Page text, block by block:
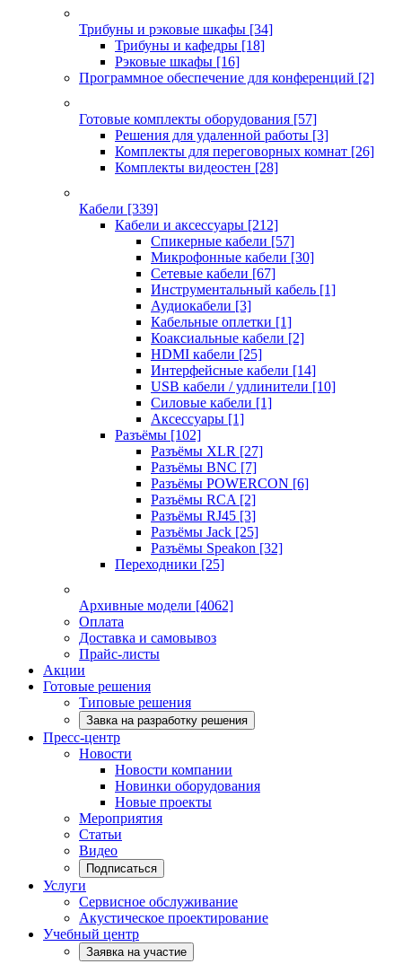
Трибуны и рэковые шкафы [34]
Трибуны и кафедры [18]
Рэковые шкафы [16]
Программное обеспечение для конференций [2]
Готовые комплекты оборудования [57]
Решения для удаленной работы [3]
Комплекты для переговорных комнат [26]
Комплекты видеостен [28]
Кабели [339]
Кабели и аксессуары [212]
Спикерные кабели [57]
Микрофонные кабели [30]
Сетевые кабели [67]
Инструментальный кабель [1]
Аудиокабели [3]
Кабельные оплетки [1]
Коаксиальные кабели [2]
HDMI кабели [25]
Интерфейсные кабели [14]
USB кабели / удлинители [10]
Силовые кабели [1]
Аксессуары [1]
Разъёмы [102]
Разъёмы XLR [27]
Разъёмы BNC [7]
Разъёмы POWERCON [6]
Разъёмы RCA [2]
Разъёмы RJ45 [3]
Разъёмы Jack [25]
Разъёмы Speakon [32]
Переходники [25]
Архивные модели [4062]
Оплата
Доставка и самовывоз
Прайс-листы
Акции
Готовые решения
Типовые решения
Завка на разработку решения
Пресс-центр
Новости
Новости компании
Новинки оборудования
Новые проекты
Мероприятия
Статьи
Видео
Подписаться
Услуги
Сервисное обслуживание
Акустическое проектирование
Учебный центр
Заявка на участие